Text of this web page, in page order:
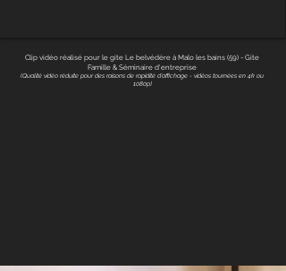
Clip vidéo réalisé pour le gite Le belvédère à Malo les bains (59) - Gite
Famille & Séminaire d'entreprise
(Qualité vidéo réduite pour des raisons de rapidité d'affichage - vidéos tournées en 4k ou
1080p)